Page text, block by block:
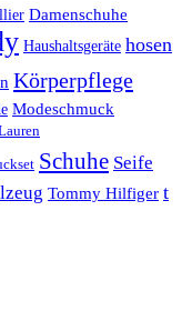
Damenschuhe
Haushaltsgeräte hosen
Körperpflege
Modeschmuck
Schuhe Seife
Tommy Hilfiger t